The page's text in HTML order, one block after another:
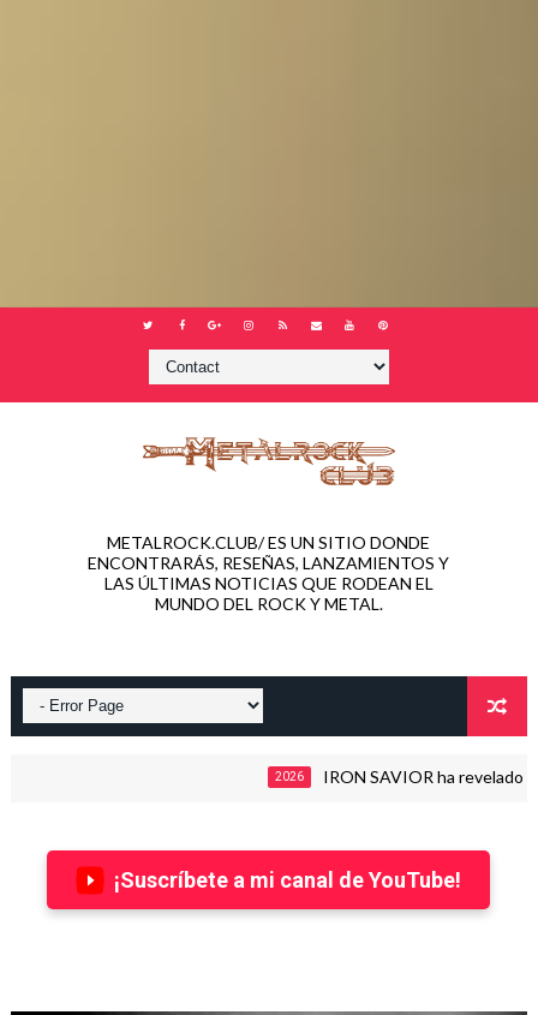
METALROCK.CLUB/ ES UN SITIO DONDE
ENCONTRARÁS, RESEÑAS, LANZAMIENTOS Y
LAS ÚLTIMAS NOTICIAS QUE RODEAN EL
MUNDO DEL ROCK Y METAL.
IRON SAVIOR ha revelado
¡Suscríbete a mi canal de YouTube!